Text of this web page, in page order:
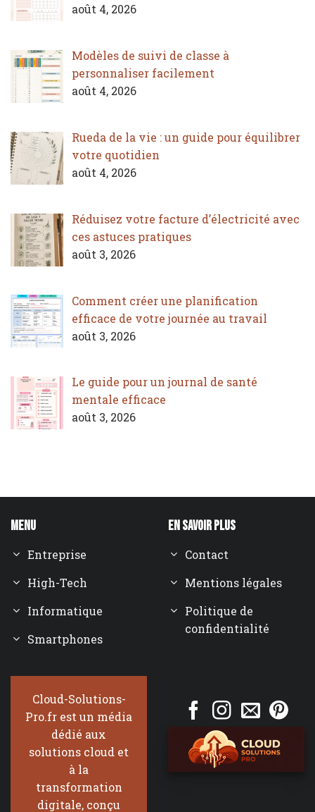
août 4, 2026
Modèles de suivi de classe à
personnaliser facilement
août 4, 2026
Rueda de la vie : un guide pour équilibrer
votre quotidien
août 4, 2026
Réduisez votre facture d’électricité avec
ces astuces pratiques
août 3, 2026
Comment créer une planification
efficace de votre journée au travail
août 3, 2026
Le guide pour un journal de santé
mentale efficace
août 3, 2026
Menu
Entreprise
High-Tech
Informatique
Smartphones
En savoir plus
Contact
Mentions légales
Politique de
confidentialité
Cloud-Solutions-
Pro.fr est un média
dédié aux
solutions cloud et
à la
transformation
digitale, conçu